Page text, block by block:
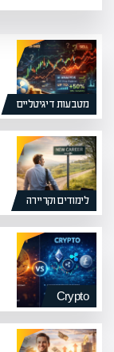
מטבעות דיגיטליים
לימודים וקריירה
Crypto